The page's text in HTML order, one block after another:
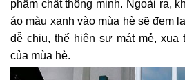
phẩm chất thông minh. Ngoài ra,
áo màu xanh vào mùa hè sẽ đem
dễ chịu, thể hiện sự mát mẻ,
của mùa hè.